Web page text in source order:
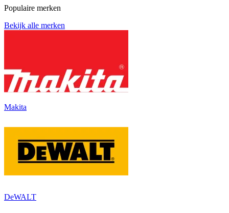
Populaire merken
Bekijk alle merken
Makita
DeWALT